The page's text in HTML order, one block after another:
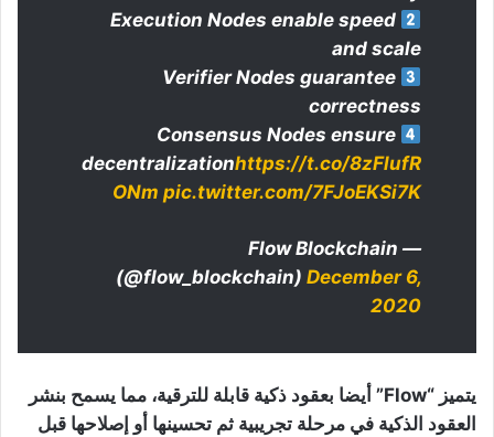
Execution Nodes enable speed
and scale
Verifier Nodes guarantee
correctness
Consensus Nodes ensure
decentralizationhttps://t.co/8zFlufR
ONm pic.twitter.com/7FJoEKSi7K
— Flow Blockchain
(@flow_blockchain) December 6,
2020
يتميز “Flow” أيضا بعقود ذكية قابلة للترقية، مما يسمح بنشر
العقود الذكية في مرحلة تجريبية ثم تحسينها أو إصلاحها قبل